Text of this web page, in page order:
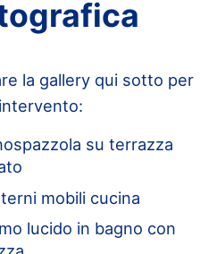
la gallery qui sotto per
su terrazza
mobili cucina
lucido in bagno con